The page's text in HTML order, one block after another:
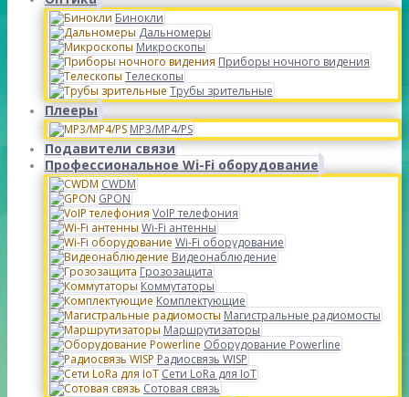
Бинокли
Дальномеры
Микроскопы
Приборы ночного видения
Телескопы
Трубы зрительные
Плееры
MP3/MP4/PS
Подавители связи
Профессиональное Wi-Fi оборудование
CWDM
GPON
VoIP телефония
Wi-Fi антенны
Wi-Fi оборудование
Видеонаблюдение
Грозозащита
Коммутаторы
Комплектующие
Магистральные радиомосты
Маршрутизаторы
Оборудование Powerline
Радиосвязь WISP
Сети LoRa для IoT
Сотовая связь